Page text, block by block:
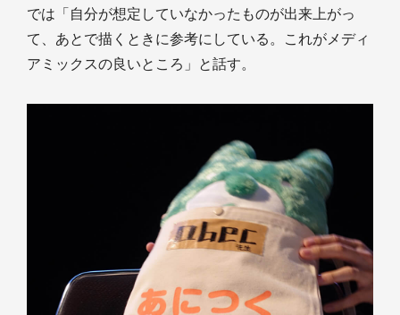
では「自分が想定していなかったものが出来上がっ
て、あとで描くときに参考にしている。これがメディ
アミックスの良いところ」と話す。